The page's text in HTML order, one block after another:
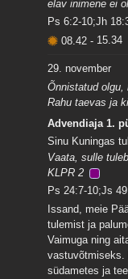
elav inimene ei
Ps 6:2-10;Jh
08.42- 15.34
29. november
Õnnistatud
Rahu taevas ja
Advendiaja 1.
Sinu Kuningas
Vaata, sulle
KLPR 2
Ps 24:7-10;Js
Issand, meie
tulemist ja
Vaimuga ning
vastuvõtmiseks.
südametes ja